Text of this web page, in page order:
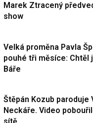
Marek Ztracený
show
Velká proměna Pavla
pouhé tři měsíce: Chtěl
Báře
Štěpán Kozub paroduje
Neckáře. Video